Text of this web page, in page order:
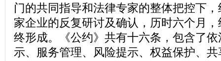
门的共同指导和法律专家的整体把控下
家企业的反复研讨及确认，历时六个月
终形成。《公约》共有十六条，包含了
示、服务管理、风险提示、权益保护、